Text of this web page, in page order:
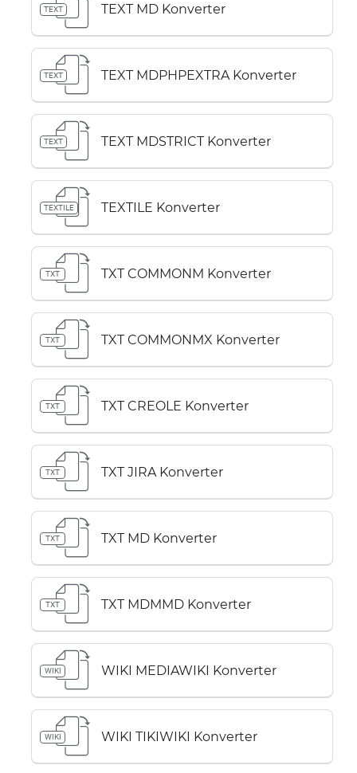
TEXT TEXT MD Konverter
TEXT TEXT MDPHPEXTRA Konverter
TEXT TEXT MDSTRICT Konverter
TEXTILE TEXTILE Konverter
TXT TXT COMMONM Konverter
TXT TXT COMMONMX Konverter
TXT TXT CREOLE Konverter
TXT TXT JIRA Konverter
TXT TXT MD Konverter
TXT TXT MDMMD Konverter
WIKI WIKI MEDIAWIKI Konverter
WIKI WIKI TIKIWIKI Konverter